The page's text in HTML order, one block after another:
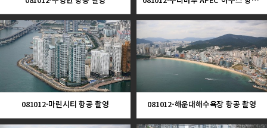
081012-마린시티 항공 촬영 081012-해운대해수욕장 항공 촬영